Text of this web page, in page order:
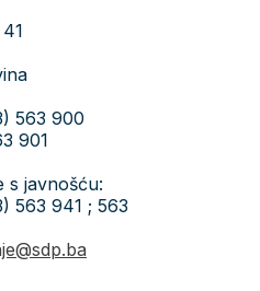
563 900
901
s javnošću:
563 941 ; 563